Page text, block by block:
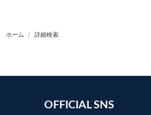
ホーム 詳細検索
OFFICIAL SNS